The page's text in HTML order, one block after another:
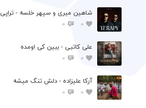
شاهین میری و سپهر خلسه - تراپی
0
0
علی کاتبی - ببین کی اومده
0
0
آرکا علیزاده - دلش تنگ میشه
0
0